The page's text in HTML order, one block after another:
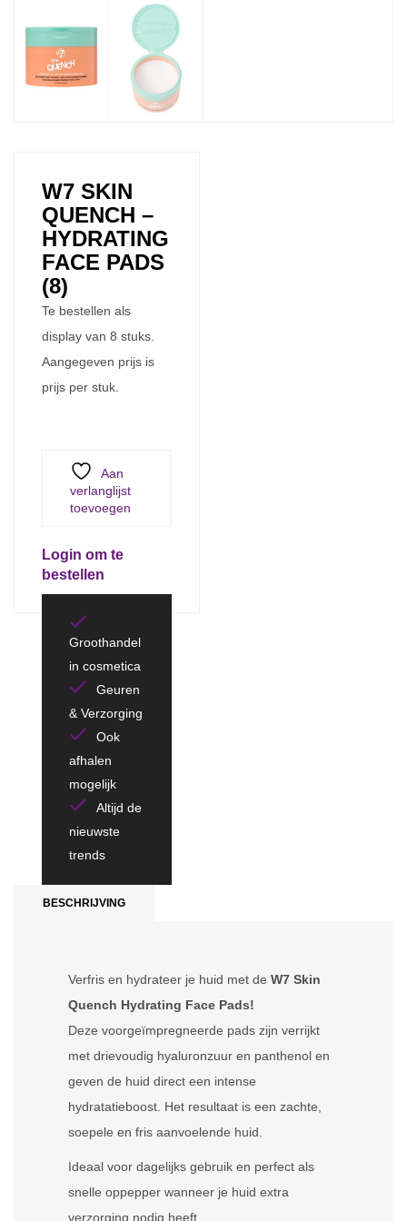
W7 SKIN
QUENCH –
HYDRATING
FACE PADS
(8)
Te bestellen als
display van 8 stuks.
Aangegeven prijs is
prijs per stuk.
Aan
verlanglijst
toevoegen
Login om te
bestellen
Groothandel
in cosmetica
Geuren
& Verzorging
Ook
afhalen
mogelijk
Altijd de
nieuwste
trends
BESCHRIJVING
Verfris en hydrateer je huid met de W7 Skin
Quench Hydrating Face Pads!
Deze voorgeïmpregneerde pads zijn verrijkt
met drievoudig hyaluronzuur en panthenol en
geven de huid direct een intense
hydratatieboost. Het resultaat is een zachte,
soepele en fris aanvoelende huid.
Ideaal voor dagelijks gebruik en perfect als
snelle oppepper wanneer je huid extra
verzorging nodig heeft.